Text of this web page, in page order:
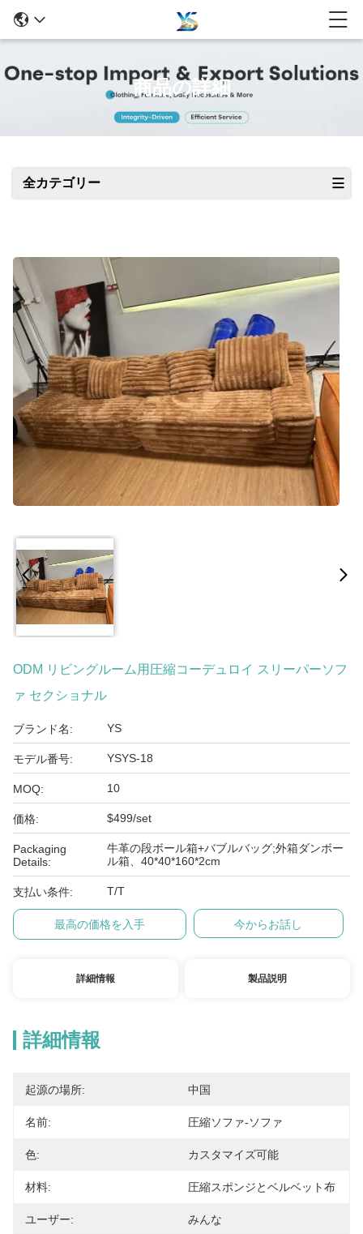
商品の詳細
全カテゴリー
ODM リビングルーム用圧縮コーデュロイ スリーパーソフ
ァ セクショナル
ブランド名: YS
モデル番号: YSYS-18
MOQ: 10
価格: $499/set
Packaging
Details:
牛革の段ボール箱+バブルバッグ;外箱ダンボー
ル箱、40*40*160*2cm
支払い条件: T/T
最高の価格を入手 今からお話し
詳細情報 製品説明
詳細情報
起源の場所: 中国
名前: 圧縮ソファ-ソファ
色: カスタマイズ可能
材料: 圧縮スポンジとベルベット布
ユーザー: みんな